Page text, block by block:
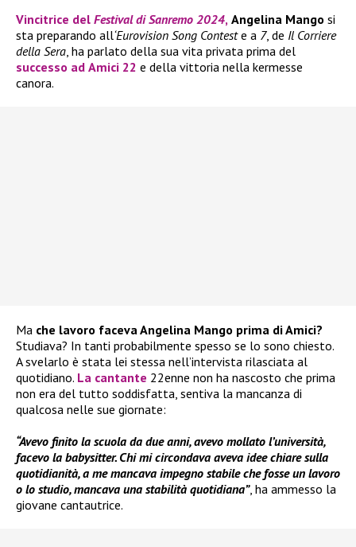
Vincitrice del Festival di Sanremo 2024, Angelina Mango si
sta preparando all‘Eurovision Song Conteste a 7, de Il Corriere
della Sera, ha parlato della sua vita privata prima del
successo ad Amici 22 e della vittoria nella kermesse
canora.
Ma che lavoro faceva Angelina Mango prima di Amici?
Studiava? In tanti probabilmente spesso se lo sono chiesto.
A svelarlo è stata lei stessa nell’intervista rilasciata al
quotidiano. La cantante 22enne non ha nascosto che prima
non era del tutto soddisfatta, sentiva la mancanza di
qualcosa nelle sue giornate:
“Avevo finito la scuola da due anni, avevo mollato l’università,
facevo la babysitter. Chi mi circondava aveva idee chiare sulla
quotidianità, a me mancava impegno stabile che fosse un lavoro
o lo studio, mancava una stabilità quotidiana”, ha ammesso la
giovane cantautrice.